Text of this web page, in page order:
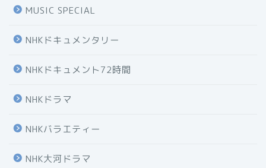
MUSIC SPECIAL
NHKドキュメンタリー
NHKドキュメント72時間
NHKドラマ
NHKバラエティー
NHK大河ドラマ